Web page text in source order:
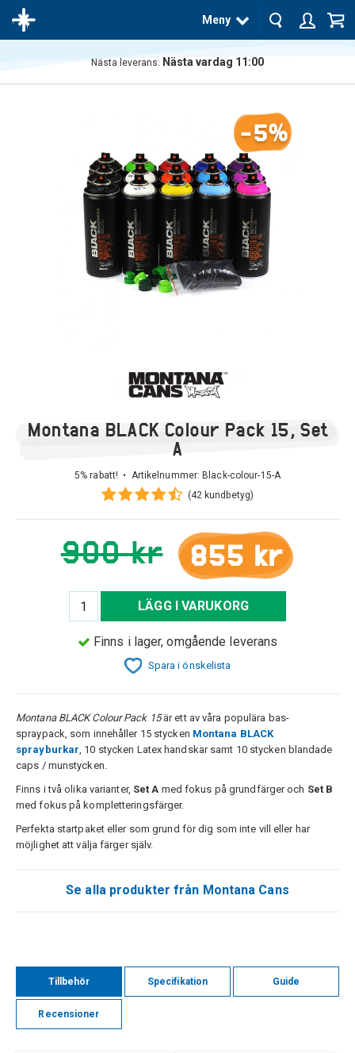
Meny
Nästa leverans: Nästa vardag 11:00
-5%
Montana BLACK Colour Pack 15, Set
A
5% rabatt! • Artikelnummer: Black-colour-15-A
(42 kundbetyg)
900 kr 855 kr
LÄGG I VARUKORG
Finns i lager, omgående leverans
Spara i önskelista
Montana BLACK Colour Pack 15är ett av våra populära bas-
spraypack, som innehåller 15 stycken Montana BLACK
sprayburkar, 10 stycken Latex handskar samt 10 stycken blandade
caps / munstycken.
Finns i två olika varianter, Set A med fokus på grundfärger och Set B
med fokus på kompletteringsfärger.
Perfekta startpaket eller som grund för dig som inte vill eller har
möjlighet att välja färger själv.
Se alla produkter från Montana Cans
Tillbehör Specifikation Guide
Recensioner